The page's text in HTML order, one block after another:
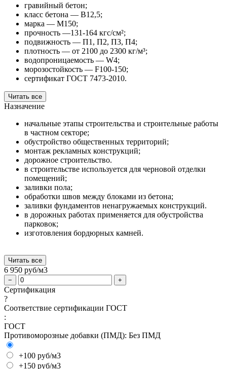
гравийный бетон;
класс бетона — В12,5;
марка — М150;
прочность —131-164 кгс/см²;
подвижность — П1, П2, П3, П4;
плотность — от 2100 до 2300 кг/м³;
водопроницаемость — W4;
морозостойкость — F100-150;
сертификат ГОСТ 7473-2010.
Читать все
Назначение
начальные этапы строительства и строительные работы
в частном секторе;
обустройство общественных территорий;
монтаж рекламных конструкций;
дорожное строительство.
в строительстве используется для черновой отделки
помещений;
заливки пола;
обработки швов между блоками из бетона;
заливки фундаментов ненагружаемых конструкций.
в дорожных работах применяется для обустройства
парковок;
изготовления бордюрных камней.
Читать все
6 950 руб/м3
− +
Сертификация
?
Соответствие сертификации ГОСТ
:
ГОСТ
Противоморозные добавки (ПМД): Без ПМД
+100 руб/м3
+150 руб/м3